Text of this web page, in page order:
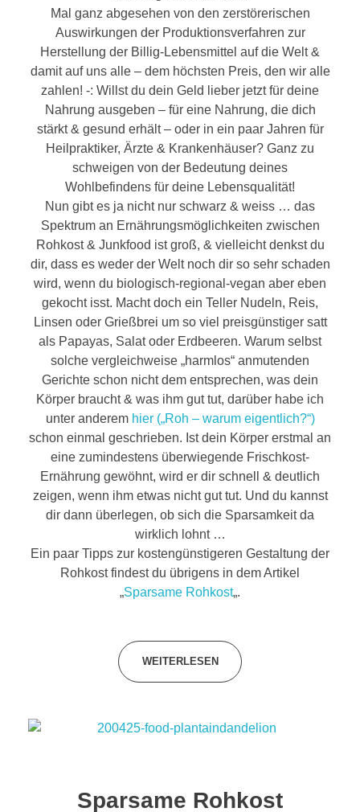
Mal ganz abgesehen von den zerstörerischen
Auswirkungen der Produktionsverfahren zur
Herstellung der Billig-Lebensmittel auf die Welt &
damit auf uns alle – dem höchsten Preis, den wir alle
zahlen! -: Willst du dein Geld lieber jetzt für deine
Nahrung ausgeben – für eine Nahrung, die dich
stärkt & gesund erhält – oder in ein paar Jahren für
Heilpraktiker, Ärzte & Krankenhäuser? Ganz zu
schweigen von der Bedeutung deines
Wohlbefindens für deine Lebensqualität!
Nun gibt es ja nicht nur schwarz & weiss … das
Spektrum an Ernährungsmöglichkeiten zwischen
Rohkost & Junkfood ist groß, & vielleicht denkst du
dir, dass es weder der Welt noch dir so sehr schaden
wird, wenn du biologisch-regional-vegan aber eben
gekocht isst. Macht doch ein Teller Nudeln, Reis,
Linsen oder Grießbrei um so viel preisgünstiger satt
als Papayas, Salat oder Erdbeeren. Warum selbst
solche vergleichweise „harmlos“ anmutenden
Gerichte schon nicht dem entsprechen, was dein
Körper braucht & was ihm gut tut, darüber habe ich
unter anderem hier („Roh – warum eigentlich?“)
schon einmal geschrieben. Ist dein Körper erstmal an
eine zumindestens überwiegende Frischkost-
Ernährung gewöhnt, wird er dir schnell & deutlich
zeigen, wenn ihm etwas nicht gut tut. Und du kannst
dir dann überlegen, ob sich die Sparsamkeit da
wirklich lohnt …
Ein paar Tipps zur kostengünstigeren Gestaltung der
Rohkost findest du übrigens in dem Artikel
„Sparsame Rohkost„.
WEITERLESEN
Sparsame Rohkost